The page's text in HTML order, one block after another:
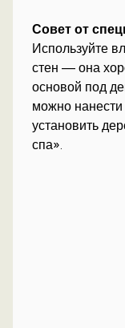
Совет от
Используйте
стен — она
основой под
можно нанести
установить
спа».